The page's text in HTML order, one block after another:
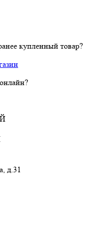
купленный товар?
д.31